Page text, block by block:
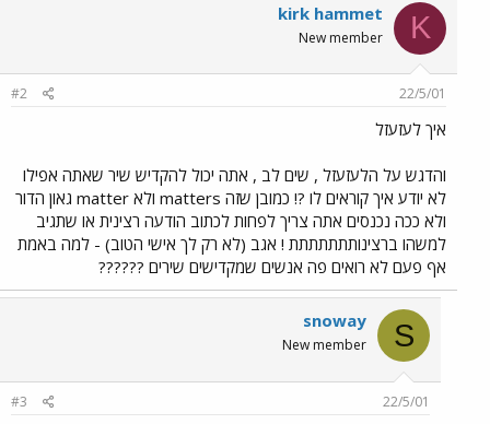
K
kirk hammet
New member
22/5/01
#2
איך לעזעזל
והדגש על הלעזעזל , שים לב , אתה יכול להקדיש שיר שאתה אפילו
לא יודע איך קוראים לו ?! כמובן שזה matters ולא matter גאון הדור
ולא ככה נכנסים אתה צריך לפחות לכתוב הודעה רצינית או שתגיב
למשהו ברצינותתתתתתת ! אגב (לא רק לך אישי הטוב) - למה באמת
אף פעם לא רואים פה אנשים שמקדישים שירים ??????
S
snoway
New member
22/5/01
#3